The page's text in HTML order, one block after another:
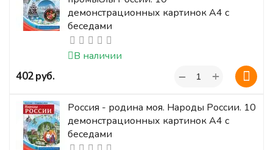
демонстрационных картинок А4 с
беседами
В наличии
‍402‍руб. +
−
Россия - родина моя. Народы России. 10
демонстрационных картинок А4 с
беседами